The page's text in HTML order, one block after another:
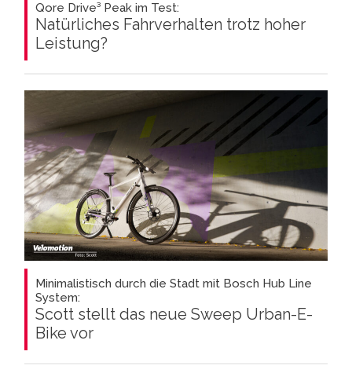
Qore Drive³ Peak im Test:
Natürliches Fahrverhalten trotz hoher
Leistung?
Minimalistisch durch die Stadt mit Bosch Hub Line
System:
Scott stellt das neue Sweep Urban-E-
Bike vor